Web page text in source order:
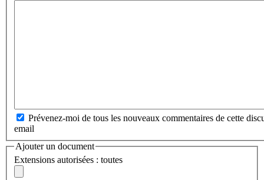
Prévenez-moi de tous les nouveaux commentaires de cette
email
Ajouter un document
Extensions autorisées : toutes